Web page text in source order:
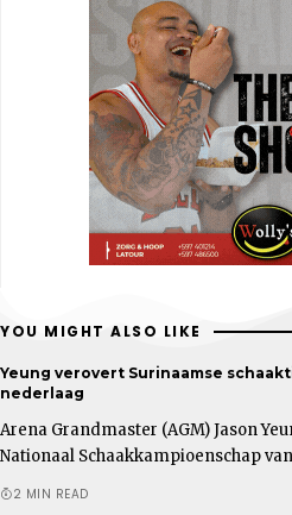
YOU MIGHT ALSO LIKE
Yeung verovert Surinaamse
nederlaag
Arena Grandmaster (AGM) Jason
Nationaal Schaakkampioenschap
2 MIN READ